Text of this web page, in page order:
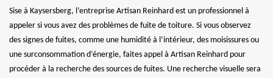
Sise à Kaysersberg, l’entreprise Artisan Reinhard est un professionnel à
appeler si vous avez des problèmes de fuite de toiture. Si vous observez
des signes de fuites, comme une humidité à l’intérieur, des moisissures ou
une surconsommation d’énergie, faites appel à Artisan Reinhard pour
procéder à la recherche des sources de fuites. Une recherche visuelle sera